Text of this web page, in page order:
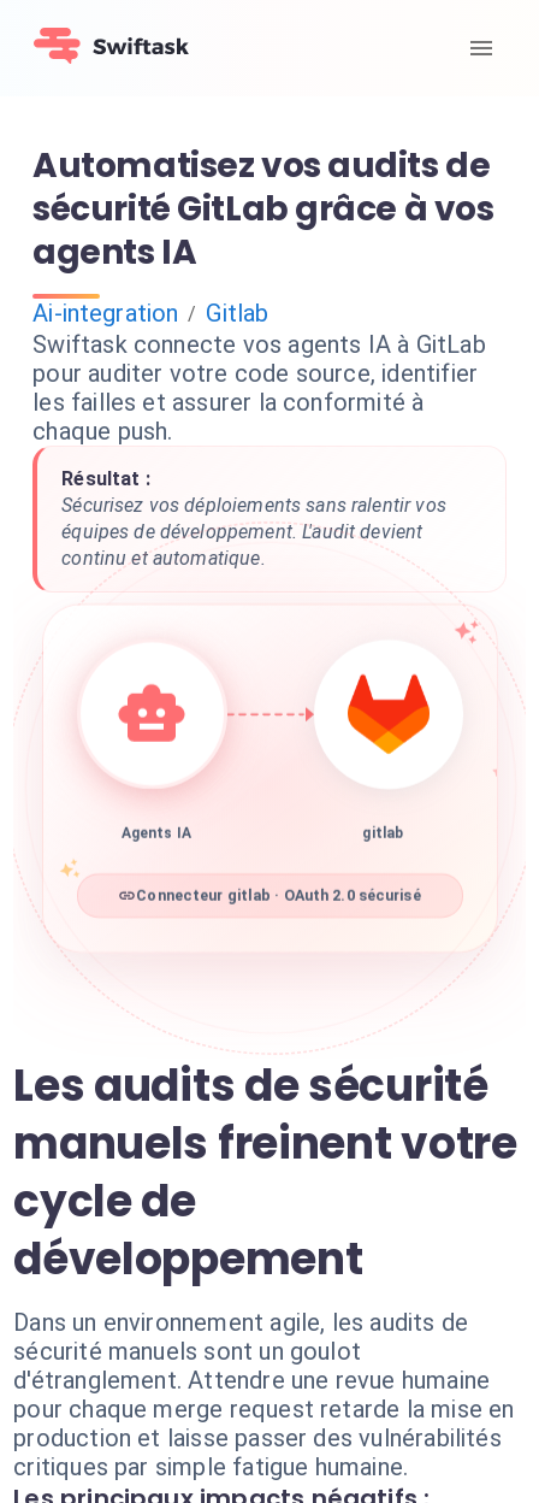
Automatisez vos audits de
sécurité GitLab grâce à vos
agents IA
Ai-integration / Gitlab
Swiftask connecte vos agents IA à GitLab
pour auditer votre code source, identifier
les failles et assurer la conformité à
chaque push.
Résultat :
Sécurisez vos déploiements sans ralentir vos
équipes de développement. L'audit devient
continu et automatique.
Agents IA gitlab
Connecteur gitlab · OAuth 2.0 sécurisé
Les audits de sécurité
manuels freinent votre
cycle de
développement
Dans un environnement agile, les audits de
sécurité manuels sont un goulot
d'étranglement. Attendre une revue humaine
pour chaque merge request retarde la mise en
production et laisse passer des vulnérabilités
critiques par simple fatigue humaine.